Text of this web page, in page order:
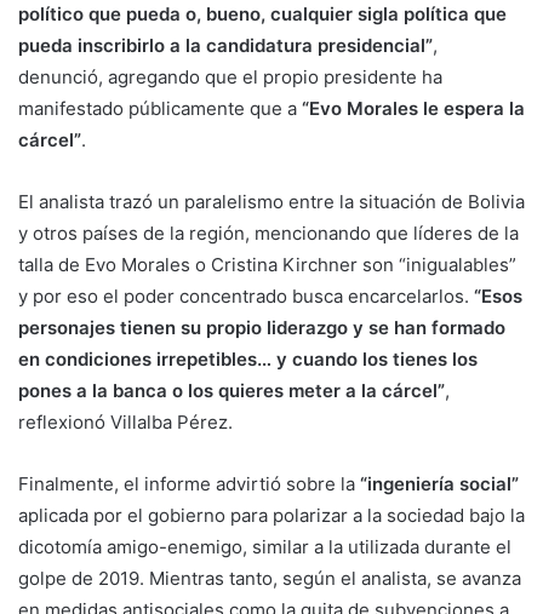
político que pueda o, bueno, cualquier sigla política que
pueda inscribirlo a la candidatura presidencial”,
denunció, agregando que el propio presidente ha
manifestado públicamente que a “Evo Morales le espera la
cárcel”.
El analista trazó un paralelismo entre la situación de Bolivia
y otros países de la región, mencionando que líderes de la
talla de Evo Morales o Cristina Kirchner son “inigualables”
y por eso el poder concentrado busca encarcelarlos. “Esos
personajes tienen su propio liderazgo y se han formado
en condiciones irrepetibles… y cuando los tienes los
pones a la banca o los quieres meter a la cárcel”,
reflexionó Villalba Pérez.
Finalmente, el informe advirtió sobre la “ingeniería social”
aplicada por el gobierno para polarizar a la sociedad bajo la
dicotomía amigo-enemigo, similar a la utilizada durante el
golpe de 2019. Mientras tanto, según el analista, se avanza
en medidas antisociales como la quita de subvenciones a